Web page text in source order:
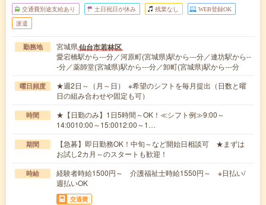
交通費別途支給あり 土日祝日が休み 残業なし WEB登録OK
派遣
勤務地 宮城県仙台市若林区
愛宕橋駅から---分／河原町(宮城県)駅から---分／連坊駅から--
-分／薬師堂(宮城県)駅から---分／卸町(宮城県)駅から---分
曜日頻度
★週2日～（月～日） ※希望のシフトを毎月提出（日数と曜
日の組み合わせや固定も可）
時間
★【日勤のみ】1日5時間～OK！≪シフト例≫9:00～
14:0010:00～15:0012:00～1…
期間
【急募】即日勤務OK！中旬～など開始日相談可 ★まずは
お試し2カ月～のスタートも歓迎！
時給
経験者時給1500円～ 介護福祉士時給1550円～ ※日払い/
週払いOK
交通費